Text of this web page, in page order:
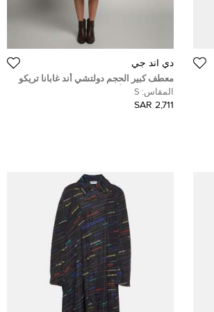
دي آند جي
معطف كبير الحجم دولتشي أند غابانا تريكو
صوف متعدد الألوان مقاس صغير
المقاس: S
2,711 SAR